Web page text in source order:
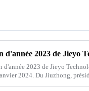
d'année 2023 de Jieyo
d'année 2023 de Jieyo
2024. Du Jiuzhong,